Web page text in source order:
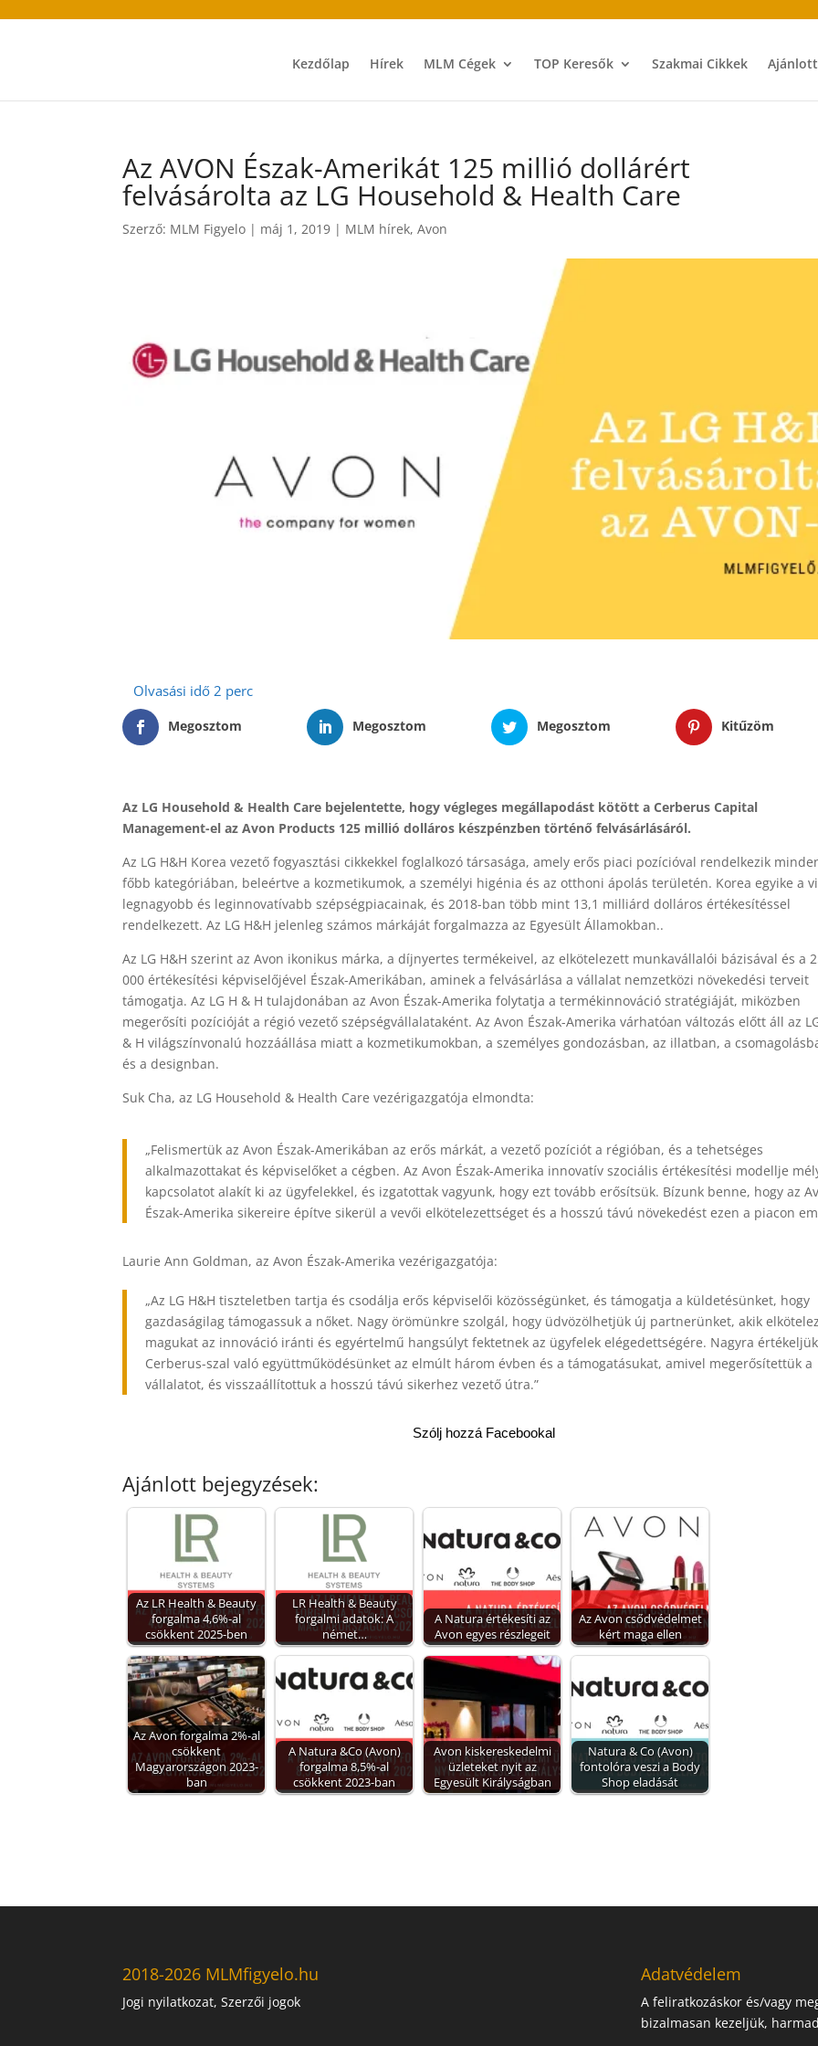
Kezdőlap Hírek MLM Cégek TOP Keresők Szakmai Cikkek
Az AVON Észak-Amerikát 125 millió dollárért
felvásárolta az LG Household & Health Care
Szerző: MLM Figyelo | máj 1, 2019 | MLM hírek,Avon
Megosztom Megosztom Megosztom Kitűzöm
Az LG Household & Health Care bejelentette, hogy végleges megállapodást kötött a Cerberus Capital
Management-el az Avon Products 125 millió dolláros készpénzben történő felvásárlásáról.
Az LG H&H Korea vezető fogyasztási cikkekkel foglalkozó társasága, amely erős piaci pozícióval rendelkezik
főbb kategóriában, beleértve a kozmetikumok, a személyi higénia és az otthoni ápolás területén. Korea egyike a
legnagyobb és leginnovatívabb szépségpiacainak, és 2018-ban több mint 13,1 milliárd dolláros értékesítéssel
rendelkezett. Az LG H&H jelenleg számos márkáját forgalmazza az Egyesült Államokban..
Az LG H&H szerint az Avon ikonikus márka, a díjnyertes termékeivel, az elkötelezett munkavállalói bázisával és a
000 értékesítési képviselőjével Észak-Amerikában, aminek a felvásárlása a vállalat nemzetközi növekedési terveit
támogatja. Az LG H & H tulajdonában az Avon Észak-Amerika folytatja a termékinnováció stratégiáját, miközben
megerősíti pozícióját a régió vezető szépségvállalataként. Az Avon Észak-Amerika várhatóan változás előtt áll az
& H világszínvonalú hozzáállása miatt a kozmetikumokban, a személyes gondozásban, az illatban, a
és a designban.
Suk Cha, az LG Household & Health Care vezérigazgatója elmondta:
„Felismertük az Avon Észak-Amerikában az erős márkát, a vezető pozíciót a régióban, és a tehetséges
alkalmazottakat és képviselőket a cégben. Az Avon Észak-Amerika innovatív szociális értékesítési modellje
kapcsolatot alakít ki az ügyfelekkel, és izgatottak vagyunk, hogy ezt tovább erősítsük. Bízunk benne, hogy az
Észak-Amerika sikereire építve sikerül a vevői elkötelezettséget és a hosszú távú növekedést ezen a piacon
Laurie Ann Goldman, az Avon Észak-Amerika vezérigazgatója:
„Az LG H&H tiszteletben tartja és csodálja erős képviselői közösségünket, és támogatja a küldetésünket, hogy
gazdaságilag támogassuk a nőket. Nagy örömünkre szolgál, hogy üdvözölhetjük új partnerünket, akik
magukat az innováció iránti és egyértelmű hangsúlyt fektetnek az ügyfelek elégedettségére. Nagyra
Cerberus-szal való együttműködésünket az elmúlt három évben és a támogatásukat, amivel megerősítettük a
vállalatot, és visszaállítottuk a hosszú távú sikerhez vezető útra.”
Szólj hozzá Facebookal
Ajánlott bejegyzések:
Az LR Health & Beauty
forgalma 4,6%-al
csökkent 2025-ben
LR Health & Beauty
forgalmi adatok: A
német…
A Natura értékesíti az
Avon egyes részlegeit
Az Avon csődvédelmet
kért maga ellen
Az Avon forgalma 2%-al
csökkent
Magyarországon 2023-
ban
A Natura &Co (Avon)
forgalma 8,5%-al
csökkent 2023-ban
Avon kiskereskedelmi
üzleteket nyit az
Egyesült Királyságban
Natura & Co (Avon)
fontolóra veszi a Body
Shop eladását
2018-2026 MLMfigyelo.hu
Jogi nyilatkozat, Szerzői jogok
Adatvédelem
A feliratkozáskor és/vagy
bizalmasan kezeljük,